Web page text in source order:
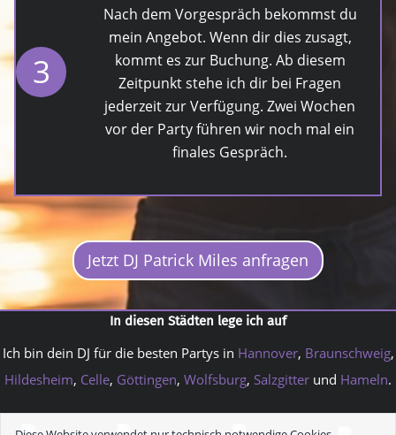
3
Nach dem Vorgespräch bekommst du
mein Angebot. Wenn dir dies zusagt,
kommt es zur Buchung. Ab diesem
Zeitpunkt stehe ich dir bei Fragen
jederzeit zur Verfügung. Zwei Wochen
vor der Party führen wir noch mal ein
finales Gespräch.
Jetzt DJ Patrick Miles anfragen
In diesen Städten lege ich auf
Ich bin dein DJ für die besten Partys in Hannover, Braunschweig,
Hildesheim, Celle, Göttingen, Wolfsburg, Salzgitter und Hameln.